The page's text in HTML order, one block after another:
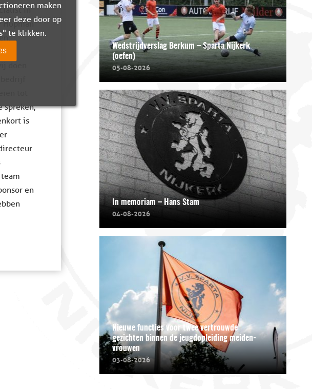
in
doen
tot
spreken,
is
en
Wedstrijdverslag Berkum – Sparta Nijkerk
(oefen)
05-08-2026
In memoriam – Hans Stam
04-08-2026
Nieuwe functies voor twee vertrouwde
gezichten binnen de jeugdopleiding meiden-
vrouwen
03-08-2026
maken
deze door op
te klikken.